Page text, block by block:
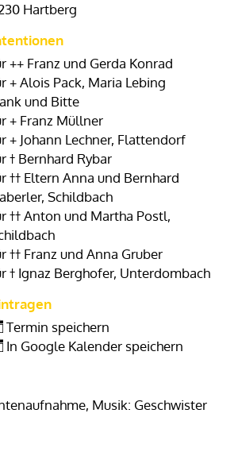
Hartberg
++ Franz und Gerda Konrad
+ Alois Pack, Maria Lebing
und Bitte
+ Franz Müllner
+ Johann Lechner, Flattendorf
† Bernhard Rybar
†† Eltern Anna und Bernhard
Schildbach
†† Anton und Martha Postl,
†† Franz und Anna Gruber
† Ignaz Berghofer, Unterdombach
Termin speichern
In Google Kalender speichern
Musik: Geschwister